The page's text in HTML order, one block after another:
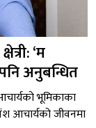
‘म
अनुबन्धित
भूमिकाका
आचार्यको जीवनमा